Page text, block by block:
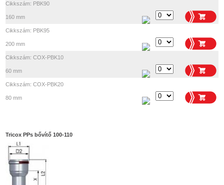
Cikkszám: PBK90
160 mm
Cikkszám: PBK95
200 mm
Cikkszám: COX-PBK10
60 mm
Cikkszám: COX-PBK20
80 mm
Tricox PPs bővítő 100-110